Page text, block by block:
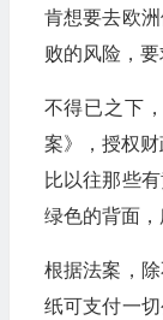
肯想要去欧
败的风险，
不得已之下
案》，授权
比以往那些
绿色的背面，
根据法案，
纸可支付一